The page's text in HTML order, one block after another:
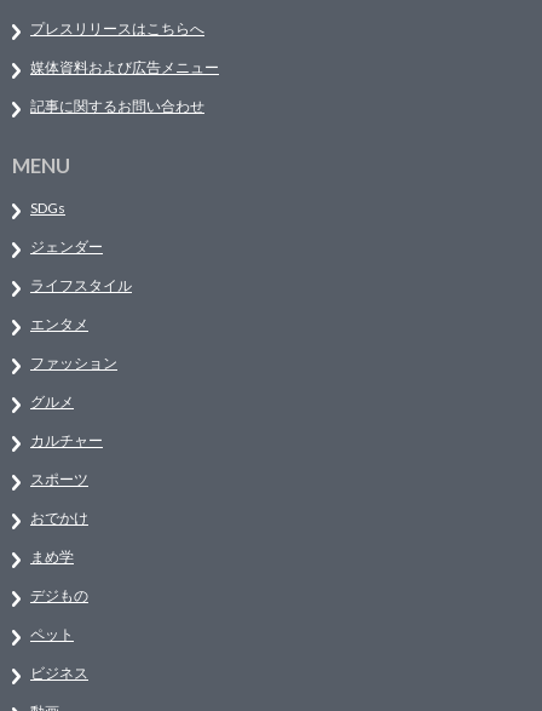
プレスリリースはこちらへ
媒体資料および広告メニュー
記事に関するお問い合わせ
MENU
SDGs
ジェンダー
ライフスタイル
エンタメ
ファッション
グルメ
カルチャー
スポーツ
おでかけ
まめ学
デジもの
ペット
ビジネス